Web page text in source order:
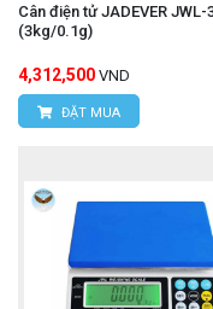
Cân điện tử JADEVER JWL-
(3kg/0.1g)
4,312,500 VND
ĐẶT MUA